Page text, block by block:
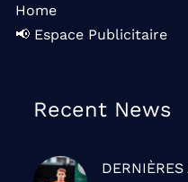
Home
📢 Espace Publicitaire
Recent News